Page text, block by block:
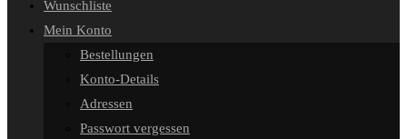
Wunschliste
Mein Konto
Bestellungen
Konto-Details
Adressen
Passwort vergessen